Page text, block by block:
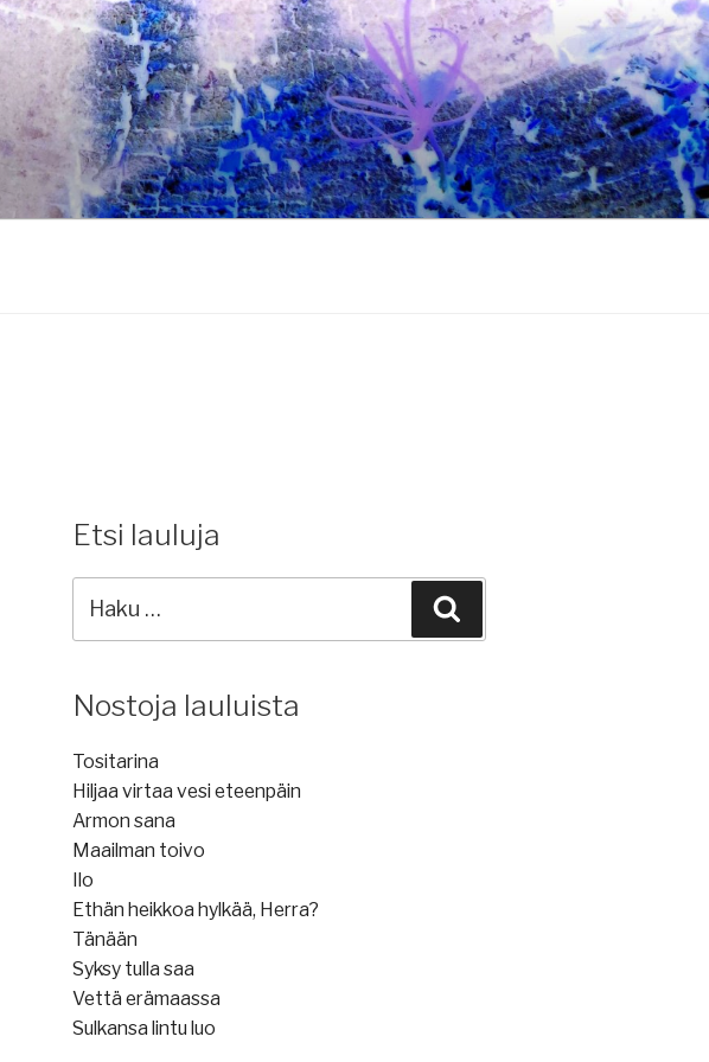
Etsi lauluja
lauluja:
Nostoja lauluista
Tositarina
Hiljaa virtaa vesi eteenpäin
Armon sana
Maailman toivo
Ilo
Ethän heikkoa hylkää, Herra?
Tänään
Syksy tulla saa
Vettä erämaassa
Sulkansa lintu luo